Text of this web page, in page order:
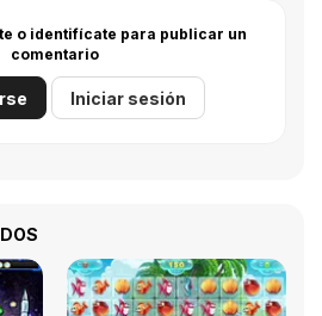
o identifícate para publicar un
comentario
Iniciar sesión